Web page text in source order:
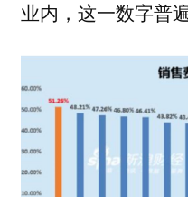
业内，这一数字普